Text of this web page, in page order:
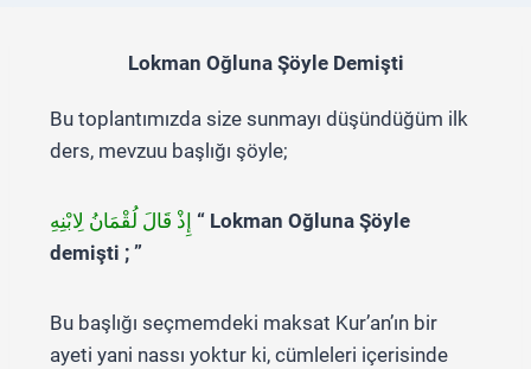
Lokman Oğluna Şöyle Demişti
Bu toplantımızda size sunmayı düşündüğüm ilk
ders, mevzuu başlığı şöyle;
“ Lokman Oğluna Şöyle
demişti ; ”
Bu başlığı seçmemdeki maksat Kur’an’ın bir
ayeti yani nassı yoktur ki, cümleleri içerisinde